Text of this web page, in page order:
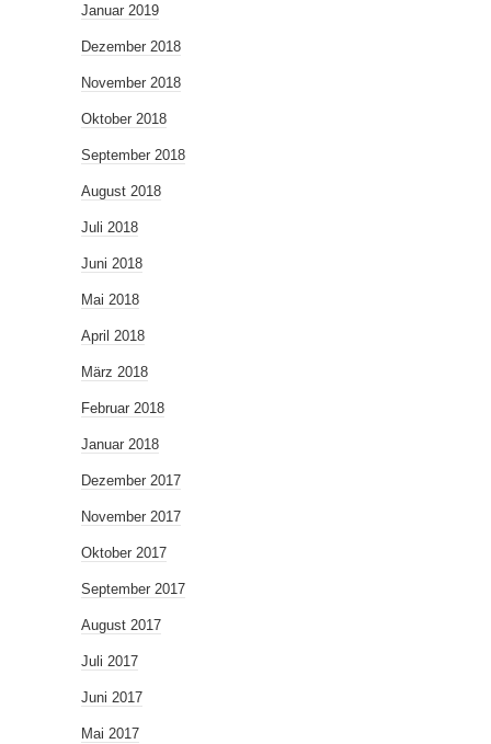
Januar 2019
Dezember 2018
November 2018
Oktober 2018
September 2018
August 2018
Juli 2018
Juni 2018
Mai 2018
April 2018
März 2018
Februar 2018
Januar 2018
Dezember 2017
November 2017
Oktober 2017
September 2017
August 2017
Juli 2017
Juni 2017
Mai 2017